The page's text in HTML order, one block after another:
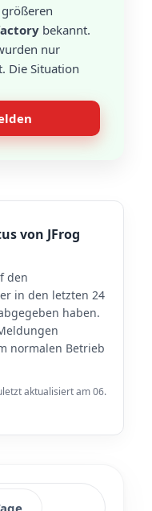
bekannt.
nur
Die Situation
von JFrog
den
in den letzten 24
haben.
normalen Betrieb
aktualisiert am 06.